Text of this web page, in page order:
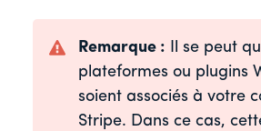
Remarque : Il se peut
plateformes ou plugins
soient associés à votre
Stripe. Dans ce cas,